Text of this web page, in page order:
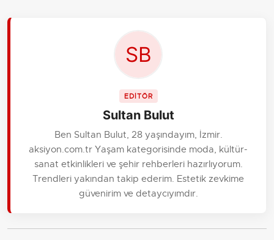
EDİTÖR
Sultan Bulut
Ben Sultan Bulut, 28 yaşındayım, İzmir.
aksiyon.com.tr Yaşam kategorisinde moda, kültür-
sanat etkinlikleri ve şehir rehberleri hazırlıyorum.
Trendleri yakından takip ederim. Estetik zevkime
güvenirim ve detaycıyımdır.